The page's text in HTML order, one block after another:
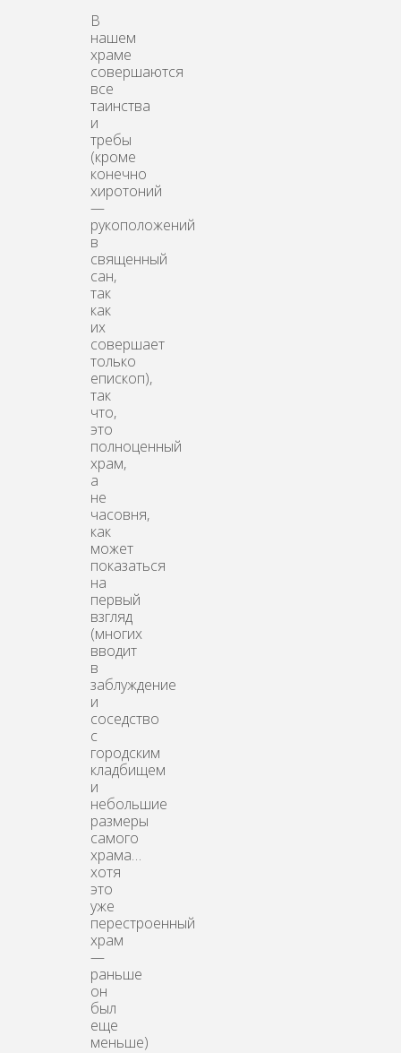
В
нашем
храме
совершаются
все
таинства
и
требы
(кроме
конечно
хиротоний
—
рукоположений
в
священный
сан,
так
как
их
совершает
только
епископ),
так
что,
это
полноценный
храм,
а
не
часовня,
как
может
показаться
на
первый
взгляд
(многих
вводит
в
заблуждение
и
соседство
с
городским
кладбищем
и
небольшие
размеры
самого
храма…
хотя
это
уже
перестроенный
храм
—
раньше
он
был
еще
меньше)